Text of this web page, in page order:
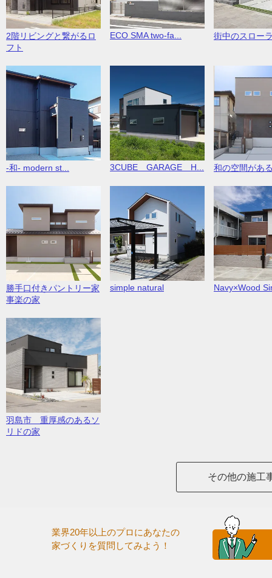
2階リビングと繋がるロ
フト
ECO SMA two-fa... 街中のスロー
-和- modern st... 3CUBE GARAGE H... 和の空間があ
勝手口付きパントリー家
事楽の家
simple natural Navy×Wood
羽島市 重厚感のあるソ
リドの家
その他の施工
業界20年以上のプロにあなたの
家づくりを質問してみよう！